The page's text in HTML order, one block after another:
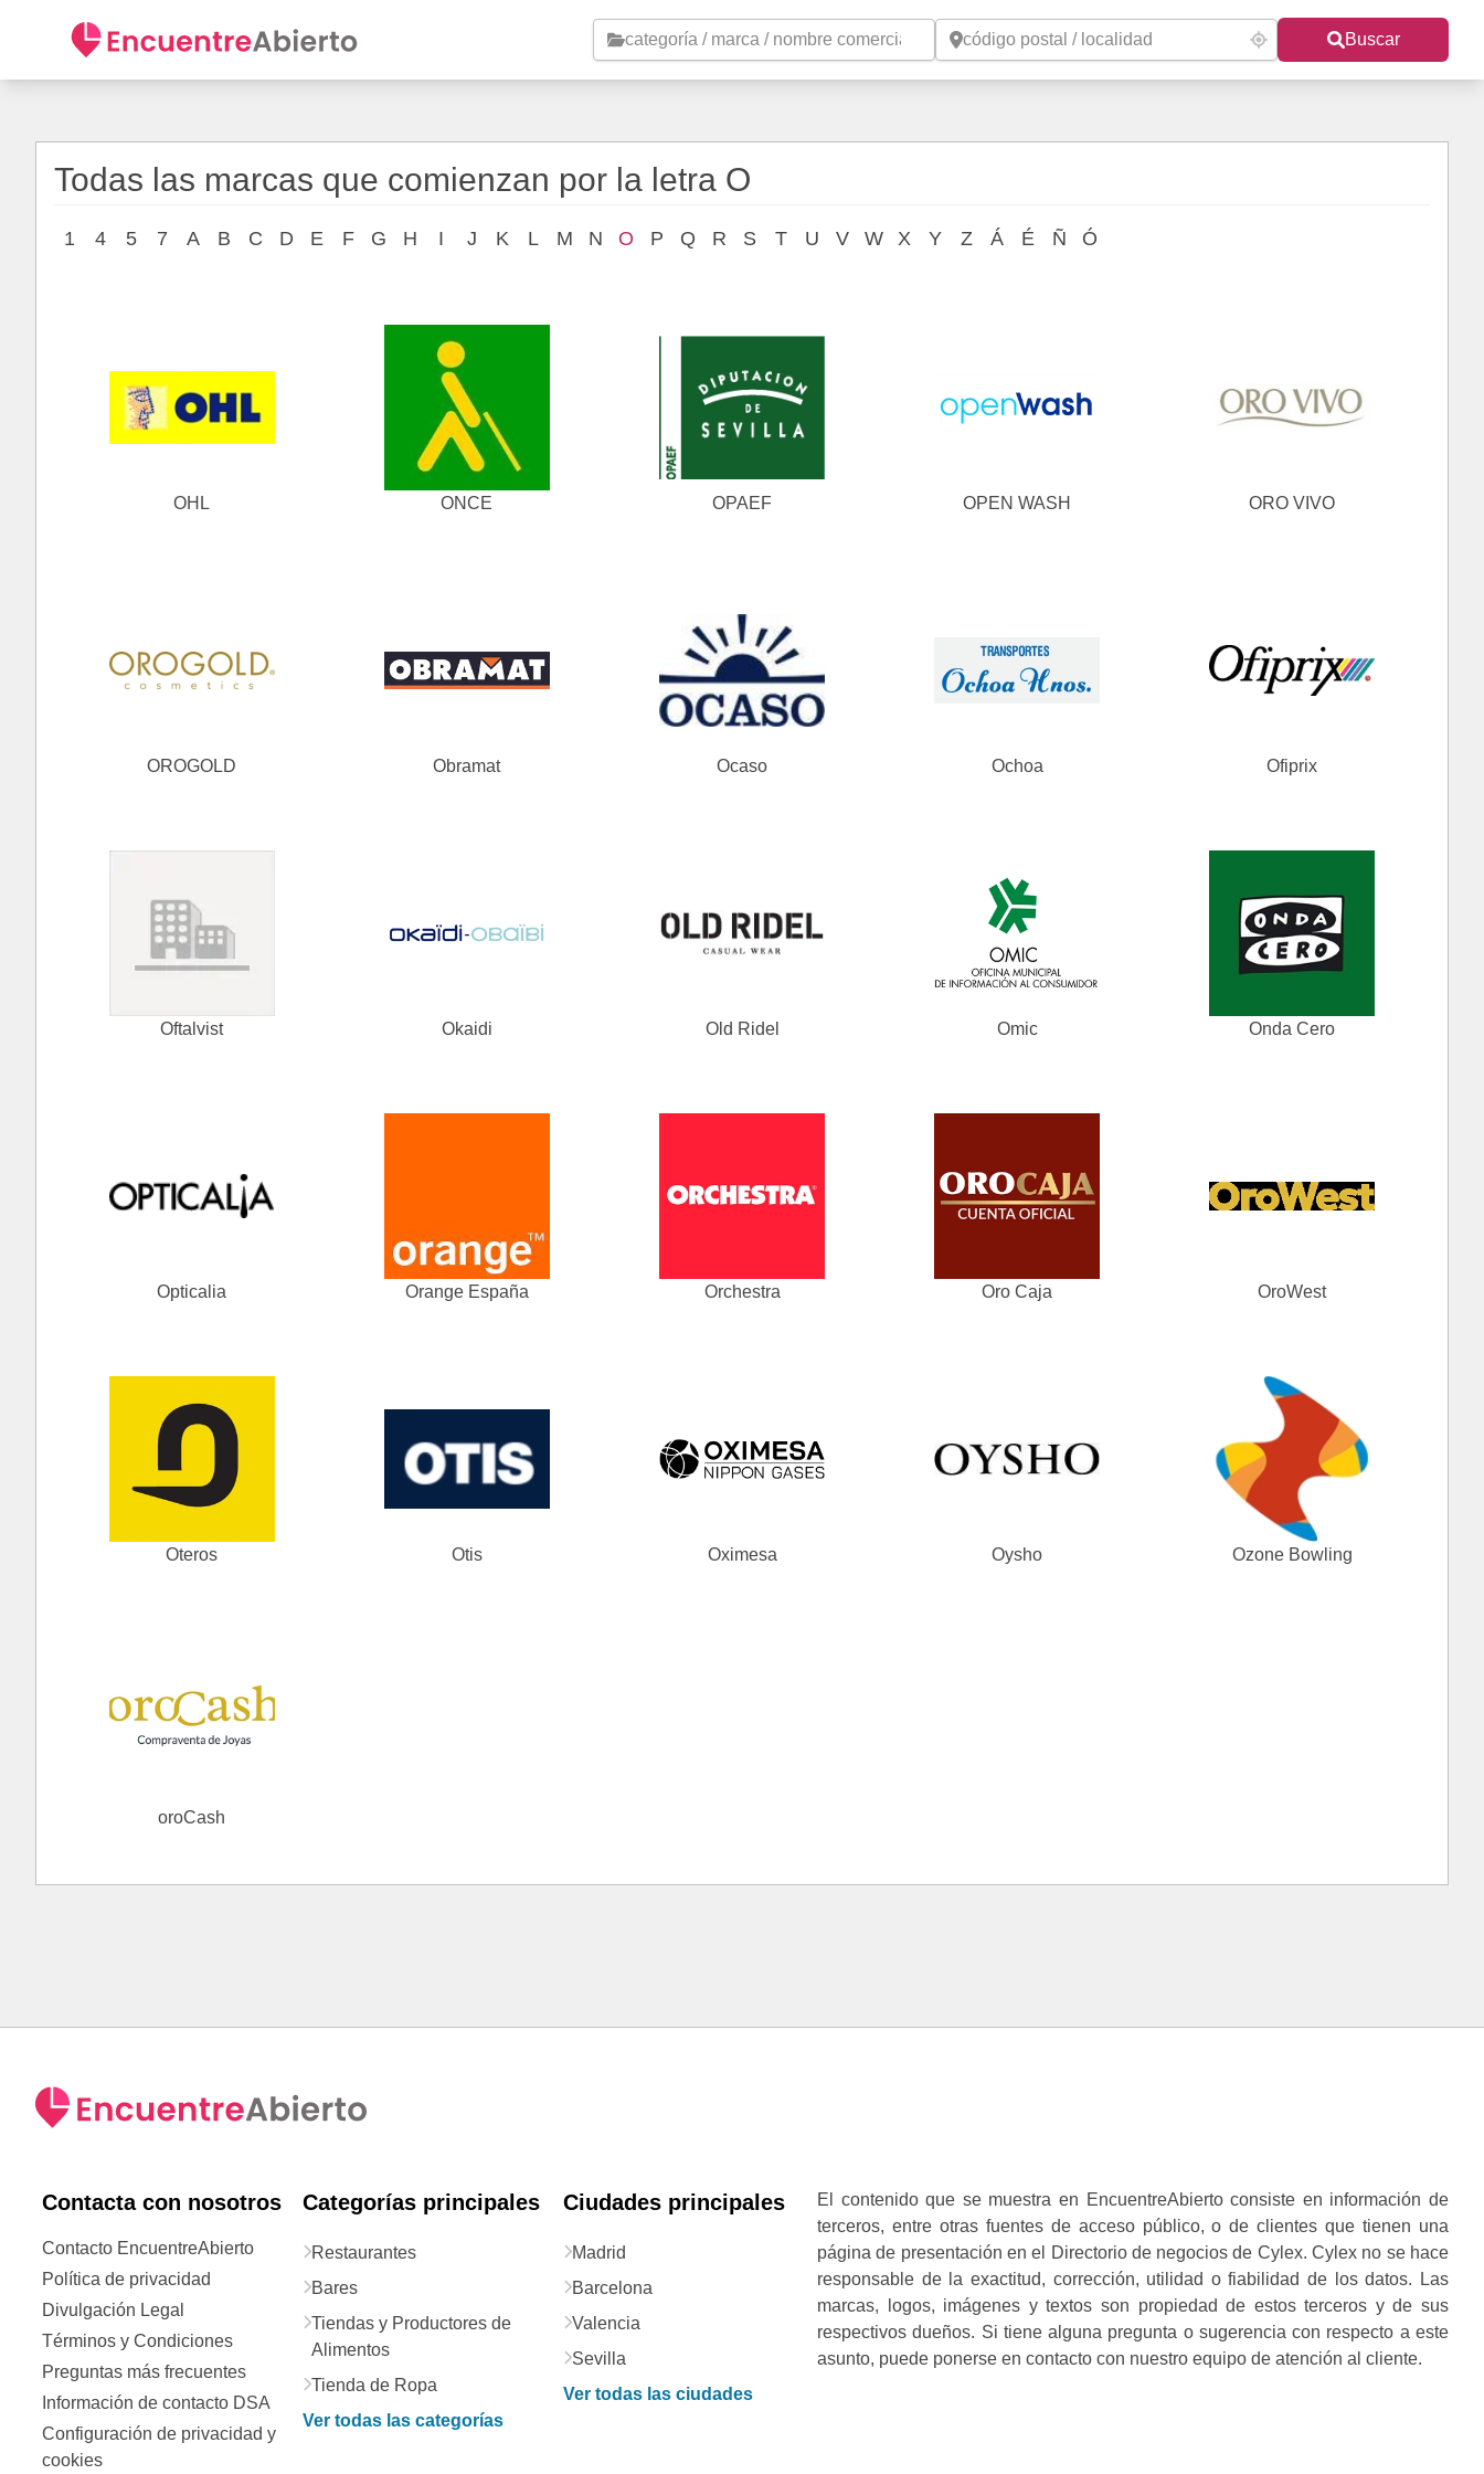
Buscar
Todas las marcas que comienzan por la letra O
1 4 5 7 A B C D E F G H I J K L M N O P Q R S T U V W X Y Z Á É Ñ Ó
OHL ONCE OPAEF OPEN WASH ORO VIVO
OROGOLD Obramat Ocaso Ochoa Ofiprix
Oftalvist Okaidi Old Ridel Omic Onda Cero
Opticalia Orange España Orchestra Oro Caja OroWest
Oteros Otis Oximesa Oysho Ozone Bowling
oroCash
Contacta con nosotros
Contacto EncuentreAbierto
Política de privacidad
Divulgación Legal
Términos y Condiciones
Preguntas más frecuentes
Información de contacto DSA
Configuración de privacidad y
cookies
Categorías principales
Restaurantes
Bares
Tiendas y Productores de
Alimentos
Tienda de Ropa
Ver todas las categorías
Ciudades principales
Madrid
Barcelona
Valencia
Sevilla
Ver todas las ciudades
El contenido que se muestra en EncuentreAbierto consiste en información de
terceros, entre otras fuentes de acceso público, o de clientes que tienen una
página de presentación en el Directorio de negocios de Cylex. Cylex no se hace
responsable de la exactitud, corrección, utilidad o fiabilidad de los datos. Las
marcas, logos, imágenes y textos son propiedad de estos terceros y de sus
respectivos dueños. Si tiene alguna pregunta o sugerencia con respecto a este
asunto, puede ponerse en contacto con nuestro equipo de atención al cliente.